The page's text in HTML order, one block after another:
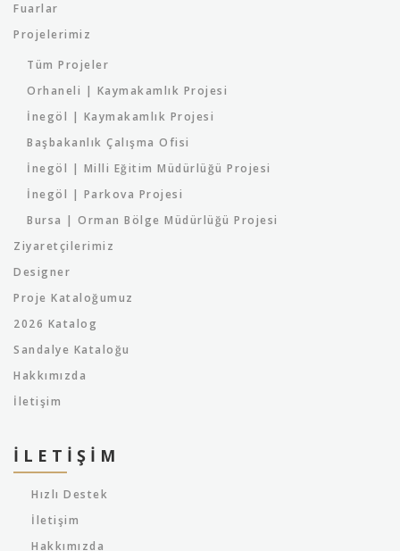
Fuarlar
Projelerimiz
Tüm Projeler
Orhaneli | Kaymakamlık Projesi
İnegöl | Kaymakamlık Projesi
Başbakanlık Çalışma Ofisi
İnegöl | Milli Eğitim Müdürlüğü Projesi
İnegöl | Parkova Projesi
Bursa | Orman Bölge Müdürlüğü Projesi
Ziyaretçilerimiz
Designer
Proje Kataloğumuz
2026 Katalog
Sandalye Kataloğu
Hakkımızda
İletişim
İLETIŞIM
Hızlı Destek
İletişim
Hakkımızda